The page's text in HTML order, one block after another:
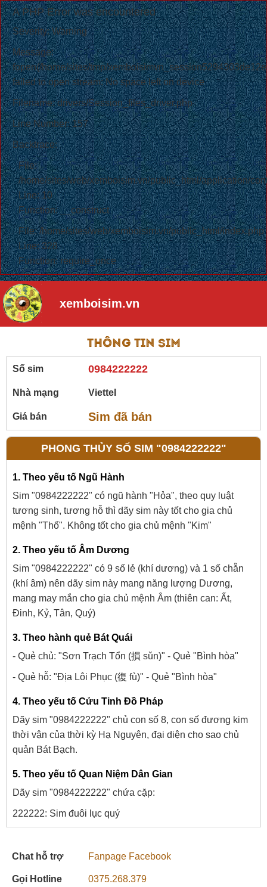
A PHP Error was encountered
Severity: Warning
Message:
fopen(/home/sites/tmp/
failed to open stream: No space left on device
Filename: drivers/Session_files_driver.php
Line Number: 157
Backtrace:
File:
/home/sites/web/xemboisim.vn/public_html/application/
Line: 10
Function: __construct
File: /home/sites/web/xemboisim.vn/public_html/index.php
Line: 328
Function: require_once
xemboisim.vn
Thông tin sim
Số sim 0984222222
Nhà mạng Viettel
Giá bán Sim đã bán
PHONG THỦY SỐ SIM "0984222222"
1. Theo yếu tố Ngũ Hành
Sim "0984222222" có ngũ hành "Hỏa", theo quy luật
tương sinh, tương hỗ thì dãy sim này tốt cho gia chủ
mệnh "Thổ". Không tốt cho gia chủ mệnh "Kim"
2. Theo yếu tố Âm Dương
Sim "0984222222" có 9 số lẻ (khí dương) và 1 số chẵn
(khí âm) nên dãy sim này mang năng lượng Dương,
mang may mắn cho gia chủ mệnh Âm (thiên can: Ất,
Đinh, Kỷ, Tân, Quý)
3. Theo hành quẻ Bát Quái
- Quẻ chủ: "Sơn Trạch Tổn (損 sǔn)" - Quẻ "Bình hòa"
- Quẻ hỗ: "Địa Lôi Phục (復 fù)" - Quẻ "Bình hòa"
4. Theo yếu tố Cửu Tinh Đồ Pháp
Dãy sim "0984222222" chủ con số 8, con số đương kim
thời vận của thời kỳ Hạ Nguyên, đại diện cho sao chủ
quản Bát Bạch.
5. Theo yếu tố Quan Niệm Dân Gian
Dãy sim "0984222222" chứa cặp:
222222: Sim đuôi lục quý
Chat hỗ trợ Fanpage Facebook
Gọi Hotline 0375.268.379